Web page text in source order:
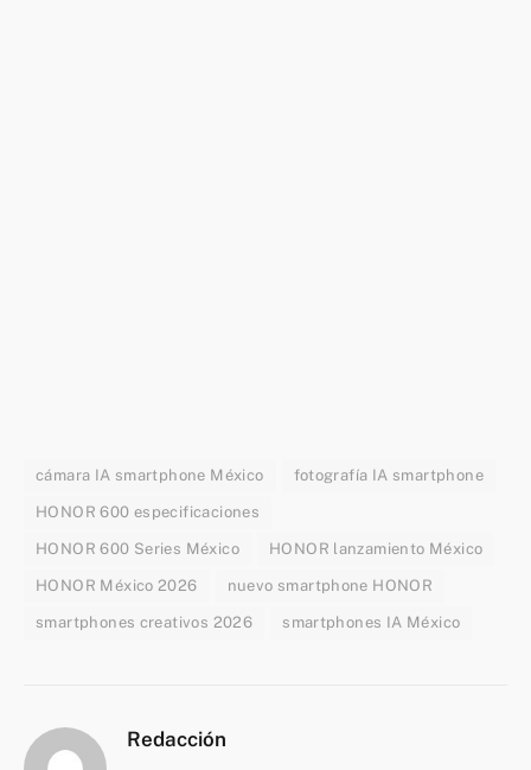
cámara IA smartphone México fotografía IA smartphone
HONOR 600 especificaciones
HONOR 600 Series México HONOR lanzamiento México
HONOR México 2026 nuevo smartphone HONOR
smartphones creativos 2026 smartphones IA México
Redacción